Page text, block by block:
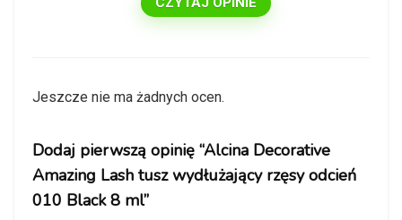
Jeszcze nie ma żadnych ocen.
Dodaj pierwszą opinię “Alcina Decorative
Amazing Lash tusz wydłużający rzęsy odcień
010 Black 8 ml”